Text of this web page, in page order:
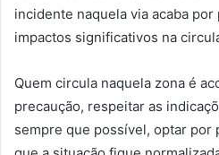
incidente naquela via acaba
impactos significativos na
Quem circula naquela zona é
precaução, respeitar as
sempre que possível, optar por